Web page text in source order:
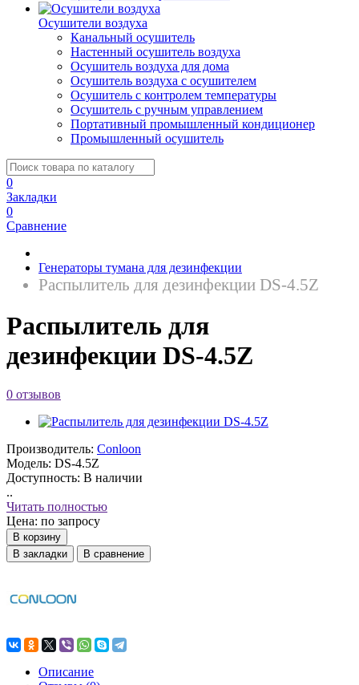
Осушители воздуха
Канальный осушитель
Настенный осушитель воздуха
Осушитель воздуха для дома
Осушитель воздуха с осушителем
Осушитель с контролем температуры
Осушитель с ручным управлением
Портативный промышленный кондиционер
Промышленный осушитель
0
Закладки
0
Сравнение
Генераторы тумана для дезинфекции
Распылитель для дезинфекции DS-4.5Z
Распылитель для
дезинфекции DS-4.5Z
0 отзывов
Производитель: Conloon
Модель: DS-4.5Z
Доступность: В наличии
..
Читать полностью
Цена: по запросу
В корзину
В закладки
В сравнение
Описание